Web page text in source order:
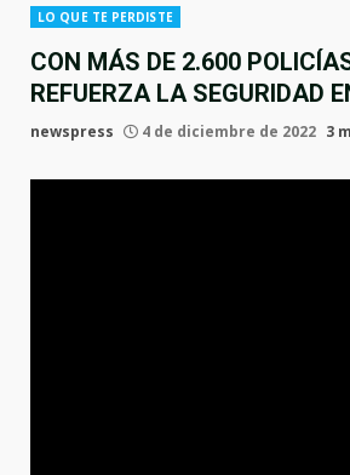
LO QUE TE PERDISTE
CON MÁS DE 2.600
REFUERZA LA SEGURIDAD
newspress 4 de diciembre de 2022 3